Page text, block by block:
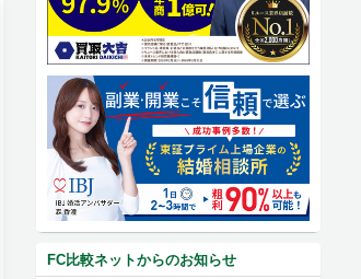
FC比較ネットからのお知らせ